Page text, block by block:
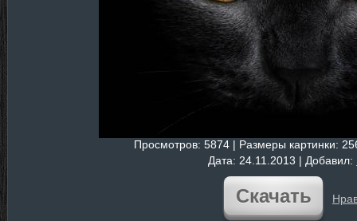
Просмотров: 5874 | Размеры картинки:
Дата: 24.11.2013 | Добавил:
Скачать